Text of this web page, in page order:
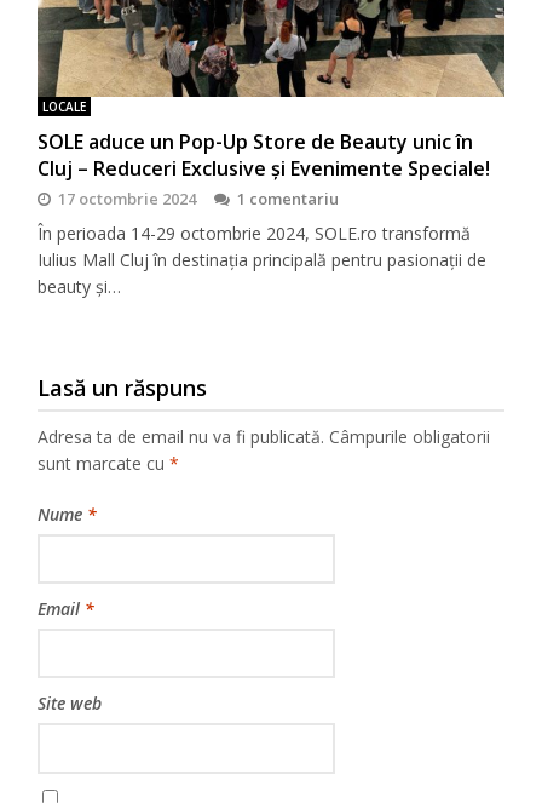
LOCALE
SOLE aduce un Pop-Up Store de Beauty unic în
Cluj – Reduceri Exclusive și Evenimente Speciale!
17 octombrie 2024 1 comentariu
În perioada 14-29 octombrie 2024, SOLE.ro transformă
Iulius Mall Cluj în destinația principală pentru pasionații de
beauty și…
Lasă un răspuns
Adresa ta de email nu va fi publicată. Câmpurile obligatorii
sunt marcate cu*
Nume *
Email *
Site web